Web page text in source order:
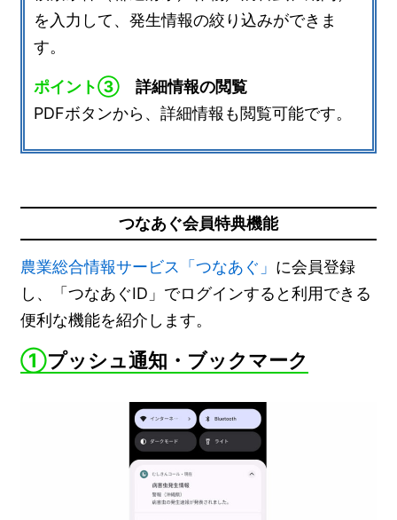
を入力して、発生情報の絞り込みができま
す。
ポイント③ 詳細情報の閲覧
PDFボタンから、詳細情報も閲覧可能です。
つなあぐ会員特典機能
農業総合情報サービス「つなあぐ」 に会員登録
し、「つなあぐID」でログインすると利用できる
便利な機能を紹介します。
①プッシュ通知・ブックマーク